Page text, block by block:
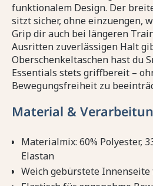
funktionalem Design. Der
sitzt sicher, ohne einzuengen,
Grip dir auch bei längeren
Ausritten zuverlässigen Halt
Oberschenkeltaschen hast du
Essentials stets griffbereit –
Bewegungsfreiheit zu
Material &
Materialmix: 60% Polyester,
Elastan
Weich gebürstete